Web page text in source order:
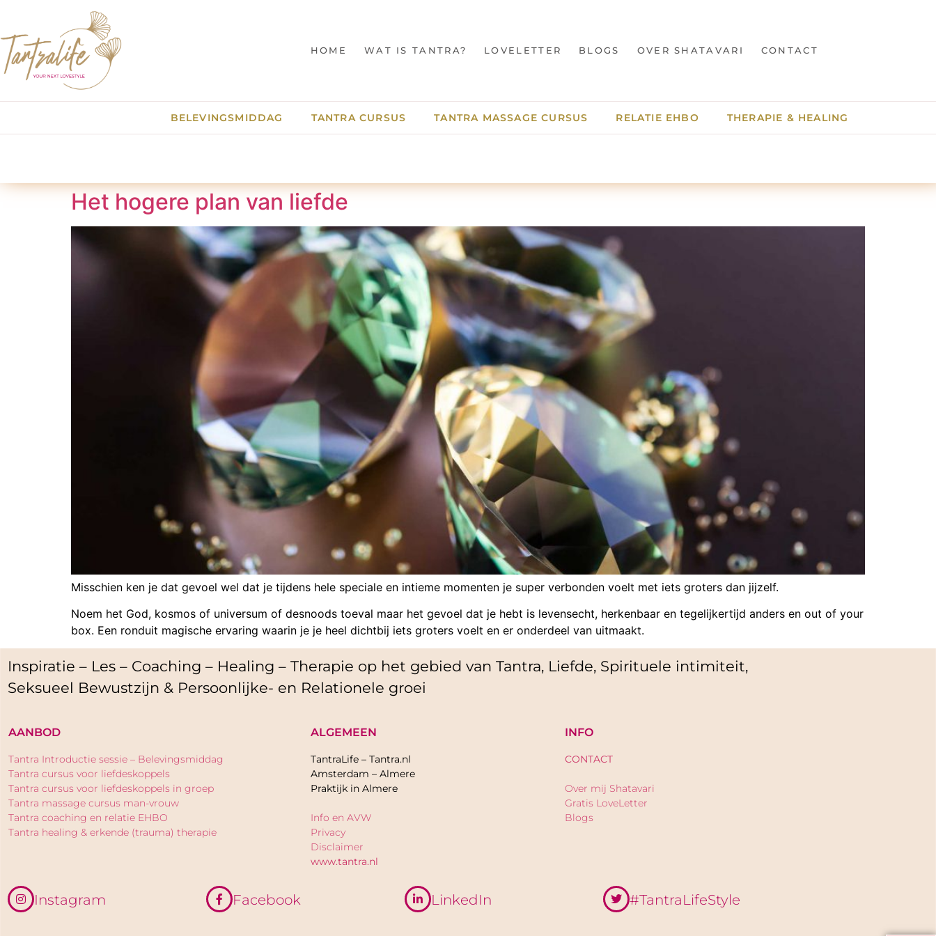
HOME WAT IS TANTRA? LOVELETTER BLOGS OVER SHATAVARI CONTACT
BELEVINGSMIDDAG TANTRA CURSUS TANTRA MASSAGE CURSUS RELATIE EHBO THERAPIE & HEALING
Het hogere plan van liefde
Misschien ken je dat gevoel wel dat je tijdens hele speciale en intieme momenten je super verbonden voelt met iets groters dan jijzelf.
Noem het God, kosmos of universum of desnoods toeval maar het gevoel dat je hebt is levensecht, herkenbaar en tegelijkertijd anders en out of your
box. Een ronduit magische ervaring waarin je je heel dichtbij iets groters voelt en er onderdeel van uitmaakt.
Inspiratie – Les – Coaching – Healing – Therapie op het gebied van Tantra, Liefde, Spirituele intimiteit,
Seksueel Bewustzijn & Persoonlijke- en Relationele groei
AANBOD
Tantra Introductie sessie – Belevingsmiddag
Tantra cursus voor liefdeskoppels
Tantra cursus voor liefdeskoppels in groep
Tantra massage cursus man-vrouw
Tantra coaching en relatie EHBO
Tantra healing & erkende (trauma) therapie
ALGEMEEN
TantraLife – Tantra.nl
Amsterdam – Almere
Praktijk in Almere
Info en AVW
Privacy
Disclaimer
www.tantra.nl
INFO
CONTACT
Over mij Shatavari
Gratis LoveLetter
Blogs
Instagram Facebook LinkedIn #TantraLifeStyle